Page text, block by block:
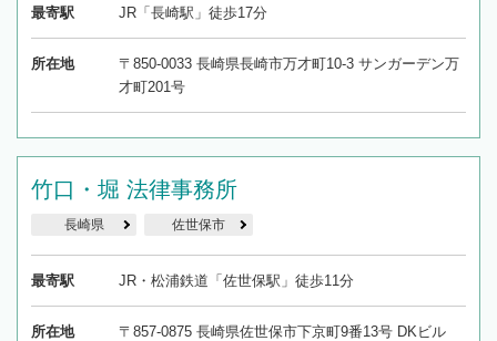
最寄駅 JR「長崎駅」徒歩17分
所在地
〒850-0033 長崎県長崎市万才町10-3 サンガーデン万
才町201号
竹口・堀 法律事務所
長崎県 佐世保市
最寄駅 JR・松浦鉄道「佐世保駅」徒歩11分
所在地
〒857-0875 長崎県佐世保市下京町9番13号 DKビル